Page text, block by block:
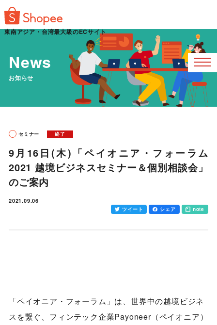
東南アジア・台湾最大級のECサイト
News
お知らせ
セミナー 終了
9月16日(木)「ペイオニア・フォーラム
2021 越境ビジネスセミナー＆個別相談会」
のご案内
2021.09.06
ツイート シェア note
「ペイオニア・フォーラム」は、世界中の越境ビジネ
スを繋ぐ、フィンテック企業Payoneer（ペイオニア）